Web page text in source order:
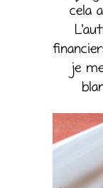
cela
je